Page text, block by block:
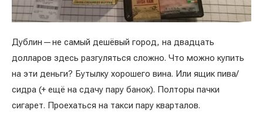
Дублин — не самый дешёвый город, на двадцать
долларов здесь разгуляться сложно. Что можно купить
на эти деньги? Бутылку хорошего вина. Или ящик пива/
сидра (+ ещё на сдачу пару банок). Полторы пачки
сигарет. Проехаться на такси пару кварталов.